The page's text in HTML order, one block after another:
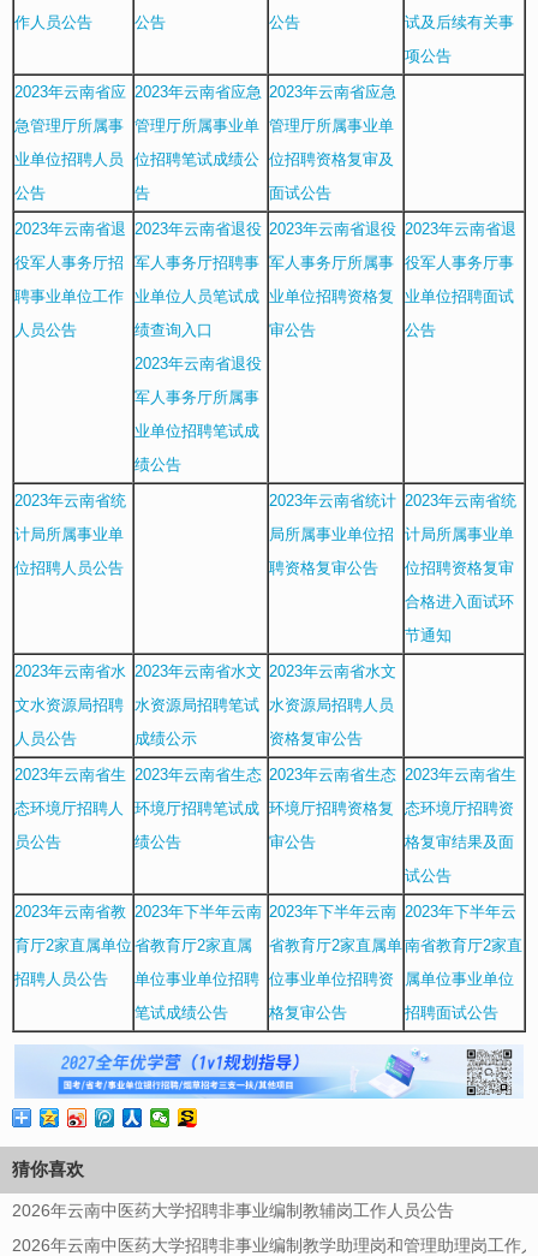
作人员公告
公告
公告
试及后续有关事
项公告
2023年云南省应
急管理厅所属事
业单位招聘人员
公告
2023年云南省应急
管理厅所属事业单
位招聘笔试成绩公
告
2023年云南省应急
管理厅所属事业单
位招聘资格复审及
面试公告
2023年云南省退
役军人事务厅招
聘事业单位工作
人员公告
2023年云南省退役
军人事务厅招聘事
业单位人员笔试成
绩查询入口
2023年云南省退役
军人事务厅所属事
业单位招聘笔试成
绩公告
2023年云南省退役
军人事务厅所属事
业单位招聘资格复
审公告
2023年云南省退
役军人事务厅事
业单位招聘面试
公告
2023年云南省统
计局所属事业单
位招聘人员公告
2023年云南省统计
局所属事业单位招
聘资格复审公告
2023年云南省统
计局所属事业单
位招聘资格复审
合格进入面试环
节通知
2023年云南省水
文水资源局招聘
人员公告
2023年云南省水文
水资源局招聘笔试
成绩公示
2023年云南省水文
水资源局招聘人员
资格复审公告
2023年云南省生
态环境厅招聘人
员公告
2023年云南省生态
环境厅招聘笔试成
绩公告
2023年云南省生态
环境厅招聘资格复
审公告
2023年云南省生
态环境厅招聘资
格复审结果及面
试公告
2023年云南省教
育厅2家直属单位
招聘人员公告
2023年下半年云南
省教育厅2家直属
单位事业单位招聘
笔试成绩公告
2023年下半年云南
省教育厅2家直属单
位事业单位招聘资
格复审公告
2023年下半年云
南省教育厅2家直
属单位事业单位
招聘面试公告
猜你喜欢
2026年云南中医药大学招聘非事业编制教辅岗工作人员公告
2026年云南中医药大学招聘非事业编制教学助理岗和管理助理岗工作